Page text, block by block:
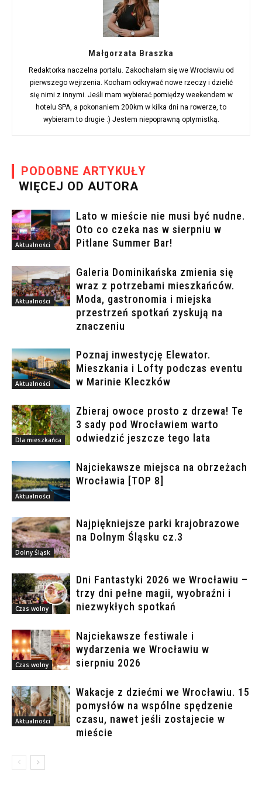
Małgorzata Braszka
Redaktorka naczelna portalu. Zakochałam się we Wrocławiu od
pierwszego wejrzenia. Kocham odkrywać nowe rzeczy i dzielić
się nimi z innymi. Jeśli mam wybierać pomiędzy weekendem w
hotelu SPA, a pokonaniem 200km w kilka dni na rowerze, to
wybieram to drugie :) Jestem niepoprawną optymistką.
PODOBNE ARTYKUŁY
WIĘCEJ OD AUTORA
Aktualności
Lato w mieście nie musi być nudne.
Oto co czeka nas w sierpniu w
Pitlane Summer Bar!
Aktualności
Galeria Dominikańska zmienia się
wraz z potrzebami mieszkańców.
Moda, gastronomia i miejska
przestrzeń spotkań zyskują na
znaczeniu
Aktualności
Poznaj inwestycję Elewator.
Mieszkania i Lofty podczas eventu
w Marinie Kleczków
Dla mieszkańca
Zbieraj owoce prosto z drzewa! Te
3 sady pod Wrocławiem warto
odwiedzić jeszcze tego lata
Aktualności
Najciekawsze miejsca na obrzeżach
Wrocławia [TOP 8]
Dolny Śląsk
Najpiękniejsze parki krajobrazowe
na Dolnym Śląsku cz.3
Czas wolny
Dni Fantastyki 2026 we Wrocławiu –
trzy dni pełne magii, wyobraźni i
niezwykłych spotkań
Czas wolny
Najciekawsze festiwale i
wydarzenia we Wrocławiu w
sierpniu 2026
Aktualności
Wakacje z dziećmi we Wrocławiu. 15
pomysłów na wspólne spędzenie
czasu, nawet jeśli zostajecie w
mieście